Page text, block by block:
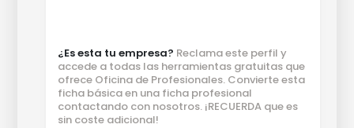
¿Es esta tu empresa? Reclama este perfil y
accede a todas las herramientas gratuitas que
ofrece Oficina de Profesionales. Convierte esta
ficha básica en una ficha profesional
contactando con nosotros. ¡RECUERDA que es
sin coste adicional!